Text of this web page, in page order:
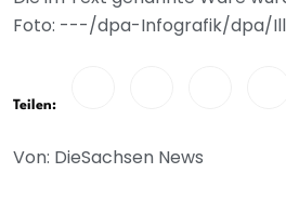
Foto: ---/dpa-Infografik/dpa/
Teilen:
Von: DieSachsen News